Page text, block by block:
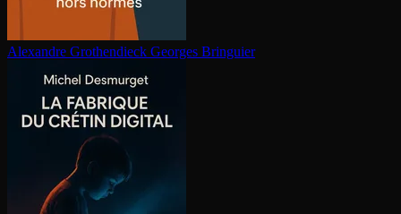
Alexandre Gro­then­dieck Georges Bringuier